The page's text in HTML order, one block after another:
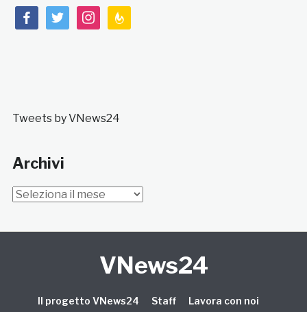
facebooktwitterinstagramfeedburner
Tweets by VNews24
Archivi
Archivi
VNews24
Il progetto VNews24 Staff Lavora con noi